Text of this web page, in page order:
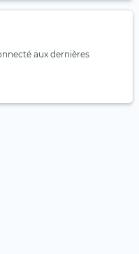
aux dernières